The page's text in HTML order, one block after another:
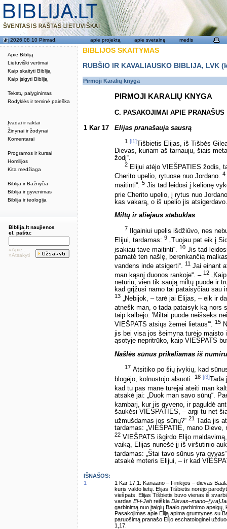
Apie Bibliją
Lietuviški vertimai
Kaip skaityti Bibliją
Kaip įsigyti Bibliją
Tekstų palyginimas
Rodyklės ir teminė paieška
Įvadai ir raktai
Žinynai ir žodynai
Komentarai
Programos ir kursai
Homilijos
Kita medžiaga
Biblija ir Bažnyčia
Biblija ir gyvenimas
Biblija ir teologija
2026 08 10 Pirmad. apie projektą apie svetainę medis
Biblija.lt naujienos
el. paštu:
»Apie...
»Atsakyti
BIBLIJOS SKAITYMAS
RUBŠIO IR KAVALIAUSKO BIBLIJA,
Pirmoji Karalių knyga
PIRMOJI KARALIŲ KNYGA
C. PASAKOJIMAI APIE PRANAŠUS
1 Kar 17 Elijas pranašauja sausrą
1 [i1]Tišbietis Elijas, iš Tišbės
Dievas, kuriam aš tarnauju, šiais
žodį“.
2 Elijui atėjo VIEŠPATIES žodis,
Cherito upelio, rytuose nuo Jordano. 4
maitinti“. 5 Jis tad leidosi į kelionę
prie Cherito upelio, į rytus nuo
kas vakarą, o iš upelio jis atsigerdavo.
Miltų ir aliejaus stebuklas
7 Ilgainiui upelis išdžiūvo, nes
Elijui, tardamas: 9 „Tuojau pat eik į
įsakiau tave maitinti“.
10 Jis tad
pamatė ten našlę, berenkančią
vandens inde atsigerti“. 11 Jai einant
man kąsnį duonos rankoje“. – 12
neturiu, vien tik saują miltų puode ir
kad grįžusi namo tai pataisyčiau sau
13 „Nebijok, – tarė jai Elijas, – eik ir
atnešk man, o tada pataisyk ką nors
taip kalbėjo: 'Miltai puode neišseks
VIEŠPATS atsiųs žemei lietaus'“. 15
jis bei visa jos šeimyna turėjo maisto
ąsotyje nepritrūko, kaip VIEŠPATS
Našlės sūnus prikeliamas iš
17 Atsitiko po šių įvykių, kad
blogėjo, kolnustojo alsuoti.
18 [i3]Tada
kad tu pas mane turėjai ateiti man
atsakė jai: „Duok man savo sūnų“.
kambarį, kur jis gyveno, ir paguldė
šaukėsi VIEŠPATIES, – argi tu net
užmušdamas jos sūnų?“ 21
Tada jis
tardamas: „VIEŠPATIE, mano
22 VIEŠPATS išgirdo Elijo
vaiką, Elijas nunešė jį iš viršutinio
tardamas: „Štai tavo sūnus yra
atsakė moteris Elijui, – ir kad
IŠNAŠOS:
1
1 Kar 17,1: Kanaano – Finikijos – dievas
kuris valdo lietų. Elijas Tišbietis norėjo
viešpats. Elijas Tišbietis buvo vienas iš
vardas El-i-Jah reiškia
garbinimą nuo įtaigių Baalo garbinimo
Pasakojimas apie Eliją apima grumtynes su
paruošimą pranašo Elijo eschatologinei
1,17.